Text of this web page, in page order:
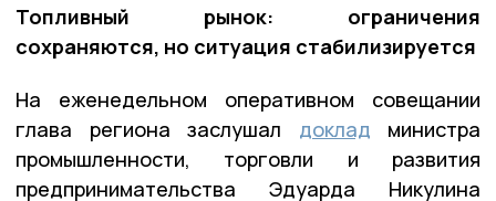
Топливный рынок: ограничения
сохраняются, но ситуация стабилизируется
На еженедельном оперативном совещании
глава региона заслушал доклад министра
промышленности, торговли и развития
предпринимательства Эдуарда Никулина